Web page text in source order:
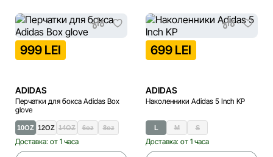
999 LEI
ADIDAS
Перчатки для бокса Adidas Box
glove
10OZ 12OZ 14OZ 6oz 8oz
Доставка: от 1 часа
699 LEI
ADIDAS
Наколенники Adidas 5 Inch KP
L M S
Доставка: от 1 часа